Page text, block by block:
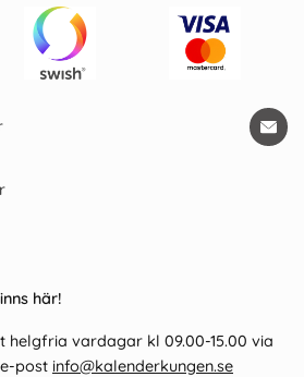
här!
helgfria vardagar kl 09.00-15.00 via
post info@kalenderkungen.se